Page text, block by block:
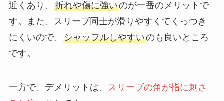
近くあり、 折れや傷に強いのが一番のメリットで
す。また、スリーブ同士が滑りやすくてくっつき
にくいので、 シャッフルしやすいのも良いところ
です。
一方で、デメリットは、
スリーブの角が指に刺さ